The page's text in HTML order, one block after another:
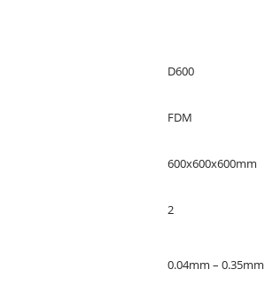
D600
600x600x600mm
2
0.04mm – 0.35mm